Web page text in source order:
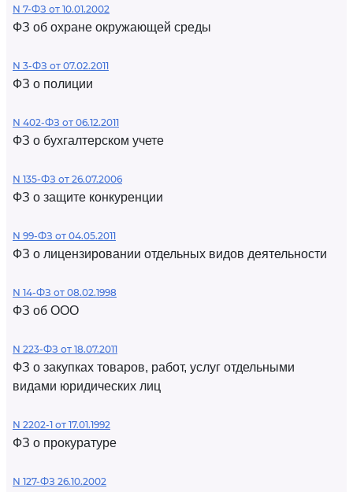
N 7-ФЗ от 10.01.2002
ФЗ об охране окружающей среды
N 3-ФЗ от 07.02.2011
ФЗ о полиции
N 402-ФЗ от 06.12.2011
ФЗ о бухгалтерском учете
N 135-ФЗ от 26.07.2006
ФЗ о защите конкуренции
N 99-ФЗ от 04.05.2011
ФЗ о лицензировании отдельных видов деятельности
N 14-ФЗ от 08.02.1998
ФЗ об ООО
N 223-ФЗ от 18.07.2011
ФЗ о закупках товаров, работ, услуг отдельными
видами юридических лиц
N 2202-1 от 17.01.1992
ФЗ о прокуратуре
N 127-ФЗ 26.10.2002